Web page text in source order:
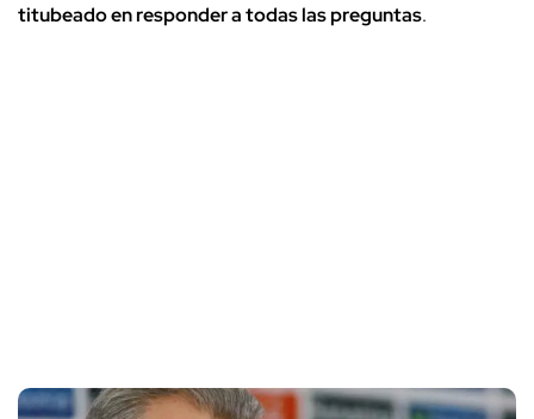
titubeado en responder a todas las preguntas.